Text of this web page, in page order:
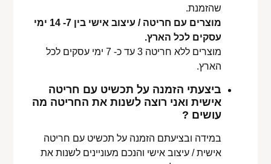
שהזמנת.
מוצרים עם חריטה / עיצוב אישי בין 7- 14 ימי
עסקים לכל הארץ.
מוצרים ללא חריטה 3 עד כ- 7 ימי עסקים לכל
הארץ.
ביצעתי הזמנה על תכשיט עם חריטה
אישית ואני רוצה לשנות את החריטה מה
עושים ?
במידה ובציעתם הזמנה על תכשיט עם חריטה
אישית / עיצוב אישי והנכם מעוניינים לשנות את